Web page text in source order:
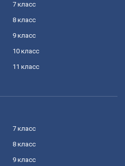
7 класс
8 класс
9 класс
10 класс
11 класс
7 класс
8 класс
9 класс